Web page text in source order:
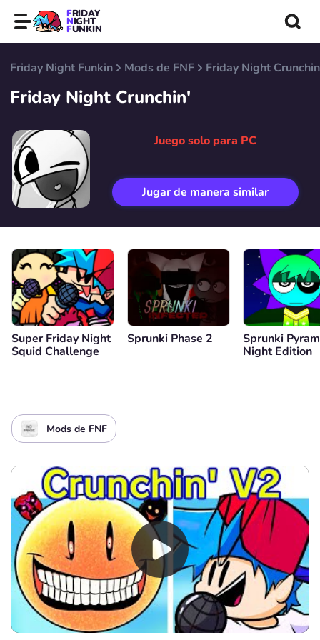
FRIDAY
NIGHT
FUNKIN
Friday Night Funkin Mods de FNF Friday Night
Friday Night Crunchin'
Juego solo para PC
Jugar de manera similar
Super Friday Night
Squid Challenge
Sprunki Phase 2
Sprunki
Night Edition
Mods de FNF